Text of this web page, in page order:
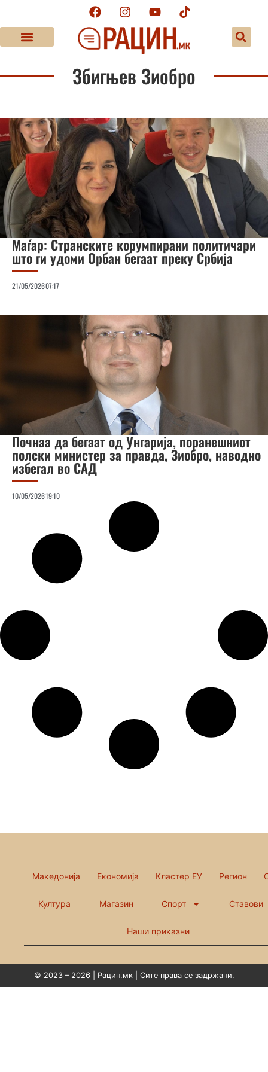
Збигњев Зиобро
Маѓар: Странските корумпирани политичари
што ги удоми Орбан бегаат преку Србија
21/05/202607:17
Почнаа да бегаат од Унгарија, поранешниот
полски министер за правда, Зиобро, наводно
избегал во САД
10/05/202619:10
Македонија Економија Кластер ЕУ Регион
Култура Магазин Спорт Ставови
Наши приказни
© 2023 – 2026 | Рацин.мк | Сите права се задржани.